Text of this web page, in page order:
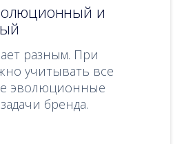
и
разным. При
учитывать все
эволюционные
бренда.